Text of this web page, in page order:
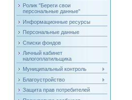
Ролик "Береги свои
персональные данные"
Информационные ресурсы
Персональные данные
Списки фондов
Личный кабинет
налогоплатильщика
Муниципальный контроль
Благоустройство
Защита прав потребителей